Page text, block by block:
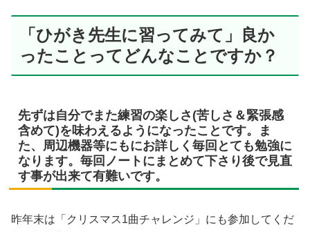
「ひがき先生に習ってみて」良か
ったことってどんなことですか？
先ずは自分でまた練習の楽しさ(苦しさ＆緊張感
含めて)を味わえるようになったことです。ま
た、周辺機器等にもにお詳しく毎回とても勉強に
なります。毎回ノートにまとめて下さり後で見直
す事が出来て有難いです。
昨年末は「クリスマス1曲チャレンジ」にも参加してくだ